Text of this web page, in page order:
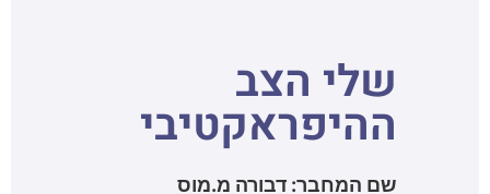
שלי הצב
ההיפראקטיבי
שם המחבר: דבורה מ.מוס